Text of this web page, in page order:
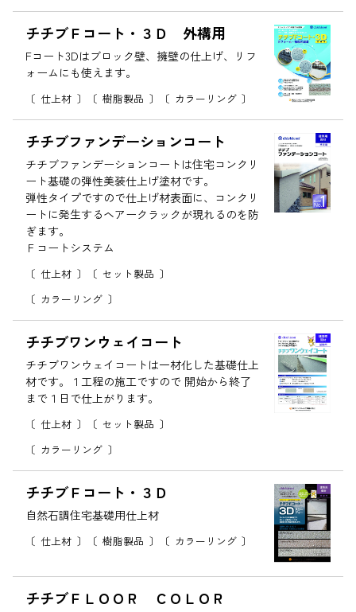
仕上材 樹脂製品 カラーリング
チチブＦコート・３Ｄ 外構用
Fコート3Dはブロック壁、擁壁の仕上げ、リフ
ォームにも使えます。
仕上材
セット製品
カラーリング
チチブファンデーションコート
チチブファンデーションコートは住宅コンクリ
ート基礎の弾性美装仕上げ塗材です。
弾性タイプですので仕上げ材表面に、コンクリ
ートに発生するヘアークラックが現れるのを防
ぎます。
Ｆコートシステム
仕上材
セット製品
カラーリング
チチブワンウェイコート
チチブワンウェイコートは一材化した基礎仕上
材です。１工程の施工ですので 開始から終了
まで１日で仕上がります。
仕上材 樹脂製品 カラーリング
チチブＦコート・３Ｄ
自然石調住宅基礎用仕上材
チチブＦＬＯＯＲ ＣＯＬＯＲ